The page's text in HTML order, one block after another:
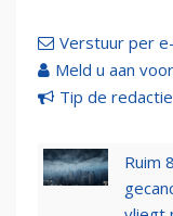
Verstuur per
Meld u aan
Tip de redactie
Ruim